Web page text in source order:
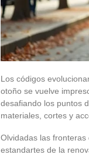
Los códigos
otoño se vuelve
desafiando los puntos
materiales, cortes y
Olvidadas las
estandartes de la